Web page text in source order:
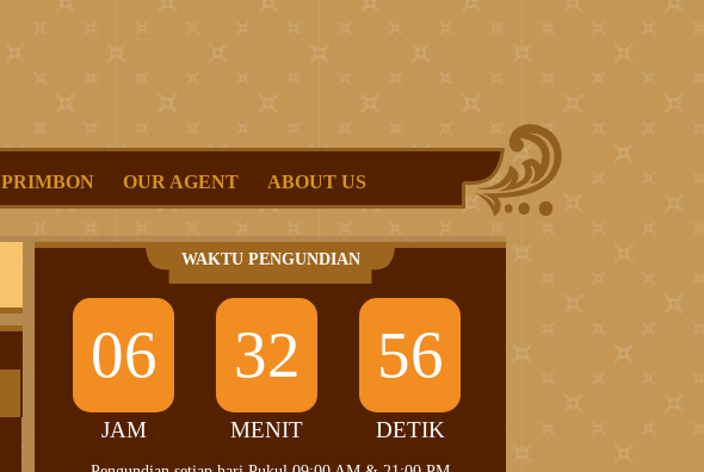
PRIMBON OUR AGENT ABOUT US
WAKTU PENGUNDIAN
06
JAM
32
MENIT
55
DETIK